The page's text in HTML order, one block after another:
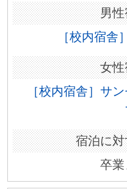
［校内宿舎
［校内宿舎］サ
卒